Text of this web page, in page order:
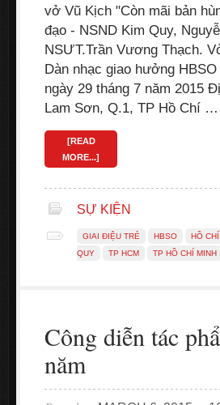
vở Vũ Kịch "Còn mãi bản
đạo - NSND Kim Quy,
NSƯT.Trần Vương Thạch.
Dàn nhạc giao hưởng
ngày 29 tháng 7 năm 2015
Lam Sơn, Q.1, TP Hồ Chí …
[READ
MORE...]
SỰ KIỆN
GIAI ĐIỆU TRẺ HBSO HỒ
QUY
TP HCM TP HỒ CHÍ MINH
Công diễn tác
năm